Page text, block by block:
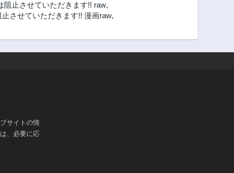
阻止させていただきます!! raw,
させていただきます!! 漫画raw,
サイトの情
、必要に応